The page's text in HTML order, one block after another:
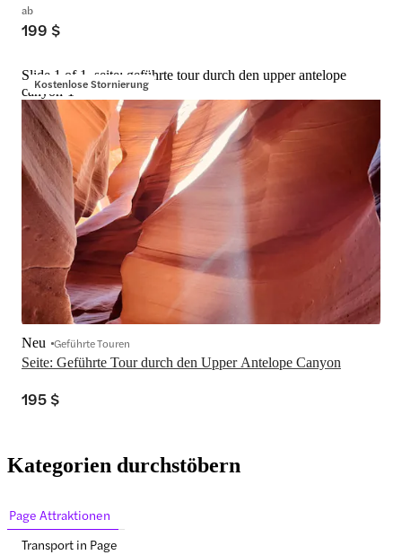
ab
199 $
Kostenlose Stornierung
Slide 1 of 1, seite: geführte tour durch den upper antelope
canyon-1
Seite: Geführte Tour durch den Upper Antelope Canyon
Neu Geführte Touren
195 $
Kategorien durchstöbern
Page Attraktionen
Transport in Page